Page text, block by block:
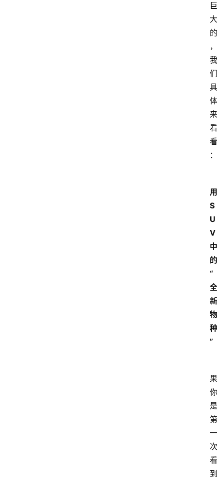
巨
大
的
，
我
们
具
体
来
看
看
：
用
S
U
V
中
的
“
全
新
物
种
”
果
你
是
第
一
次
看
到